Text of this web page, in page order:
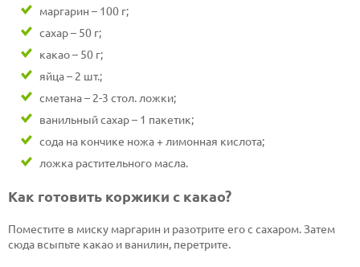
маргарин – 100 г;
сахар – 50 г;
какао – 50 г;
яйца – 2 шт.;
сметана – 2-3 стол. ложки;
ванильный сахар – 1 пакетик;
сода на кончике ножа + лимонная кислота;
ложка растительного масла.
Как готовить коржики с какао?
Поместите в миску маргарин и разотрите его с сахаром. Затем
сюда всыпьте какао и ванилин, перетрите.